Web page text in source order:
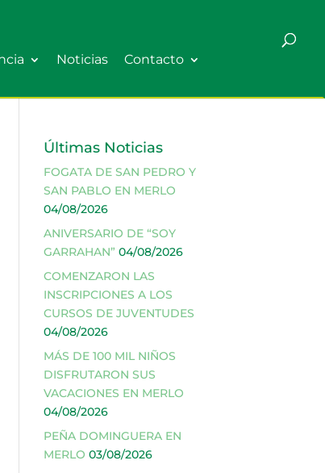
Noticias Contacto
Últimas Noticias
FOGATA DE SAN PEDRO Y
SAN PABLO EN MERLO
04/08/2026
ANIVERSARIO DE “SOY
GARRAHAN” 04/08/2026
COMENZARON LAS
INSCRIPCIONES A LOS
CURSOS DE JUVENTUDES
04/08/2026
MÁS DE 100 MIL NIÑOS
DISFRUTARON SUS
VACACIONES EN MERLO
04/08/2026
PEÑA DOMINGUERA EN
MERLO 03/08/2026